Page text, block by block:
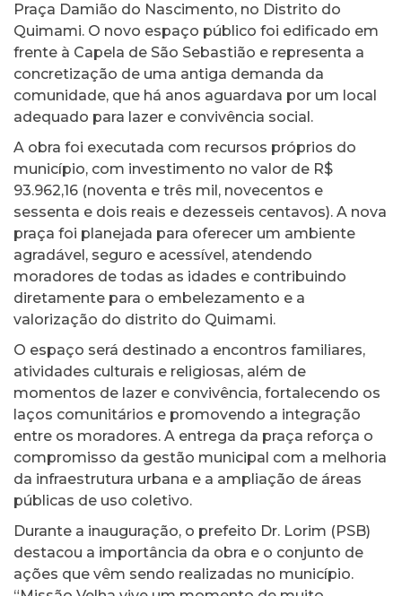
Praça Damião do Nascimento, no Distrito do
Quimami. O novo espaço público foi edificado em
frente à Capela de São Sebastião e representa a
concretização de uma antiga demanda da
comunidade, que há anos aguardava por um local
adequado para lazer e convivência social.
A obra foi executada com recursos próprios do
município, com investimento no valor de R$
93.962,16 (noventa e três mil, novecentos e
sessenta e dois reais e dezesseis centavos). A nova
praça foi planejada para oferecer um ambiente
agradável, seguro e acessível, atendendo
moradores de todas as idades e contribuindo
diretamente para o embelezamento e a
valorização do distrito do Quimami.
O espaço será destinado a encontros familiares,
atividades culturais e religiosas, além de
momentos de lazer e convivência, fortalecendo os
laços comunitários e promovendo a integração
entre os moradores. A entrega da praça reforça o
compromisso da gestão municipal com a melhoria
da infraestrutura urbana e a ampliação de áreas
públicas de uso coletivo.
Durante a inauguração, o prefeito Dr. Lorim (PSB)
destacou a importância da obra e o conjunto de
ações que vêm sendo realizadas no município.